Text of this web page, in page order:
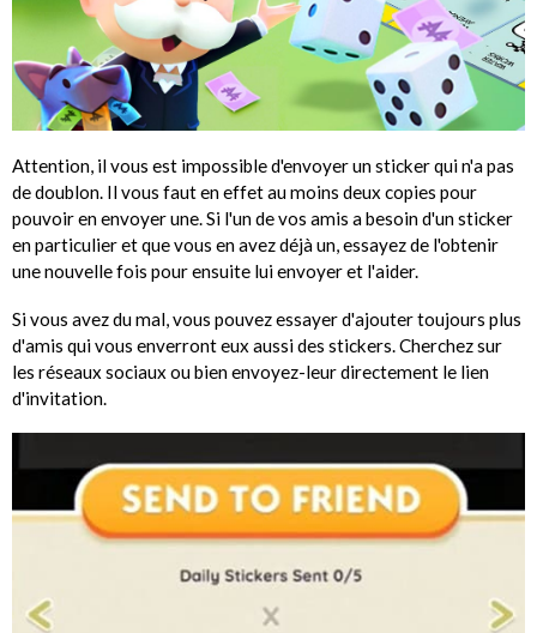
Attention, il vous est impossible d'envoyer un sticker qui n'a pas
de doublon. Il vous faut en effet au moins deux copies pour
pouvoir en envoyer une. Si l'un de vos amis a besoin d'un sticker
en particulier et que vous en avez déjà un, essayez de l'obtenir
une nouvelle fois pour ensuite lui envoyer et l'aider.
Si vous avez du mal, vous pouvez essayer d'ajouter toujours plus
d'amis qui vous enverront eux aussi des stickers. Cherchez sur
les réseaux sociaux ou bien envoyez-leur directement le lien
d'invitation.